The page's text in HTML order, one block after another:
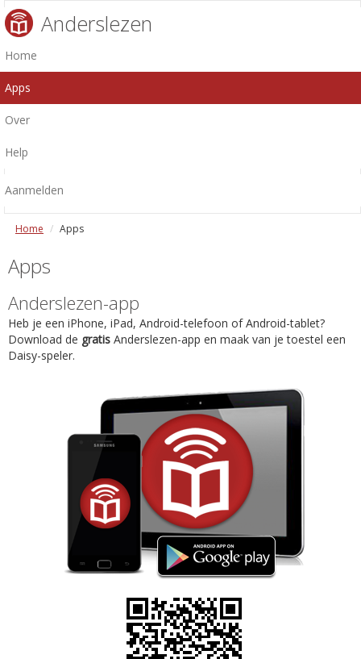
Anderslezen
Home
Apps
Over
Help
Aanmelden
Home Apps
Apps
Anderslezen-app
Heb je een iPhone, iPad, Android-telefoon of Android-tablet?
Download de gratis Anderslezen-app en maak van je toestel een
Daisy-speler.